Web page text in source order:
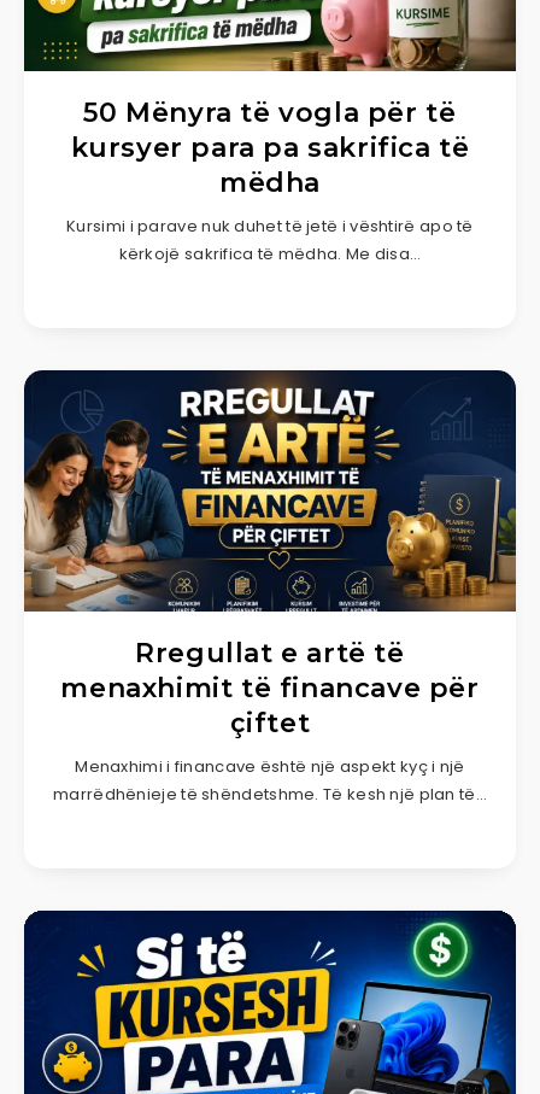
50 Mënyra të vogla për të
kursyer para pa sakrifica të
mëdha
Kursimi i parave nuk duhet të jetë i vështirë apo të
kërkojë sakrifica të mëdha. Me disa…
Rregullat e artë të
menaxhimit të financave për
çiftet
Menaxhimi i financave është një aspekt kyç i një
marrëdhënieje të shëndetshme. Të kesh një plan të…